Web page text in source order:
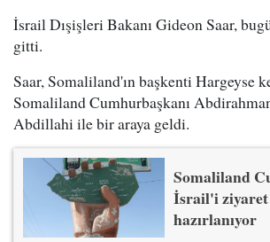
İsrail Dışişleri Bakanı Gideon Saar,
gitti.
Saar, Somaliland'ın başkenti Hargeyse
Somaliland Cumhurbaşkanı
Abdillahi ile bir araya geldi.
Somaliland
İsrail'i ziyaret
hazırlanıyor